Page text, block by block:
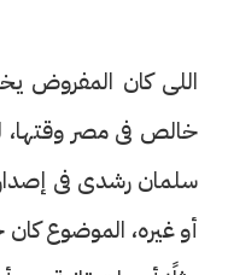
اللى كان المفروض
خالص فى مصر وقتها،
سلمان رشدى فى إصدار
أو غيره، الموضوع